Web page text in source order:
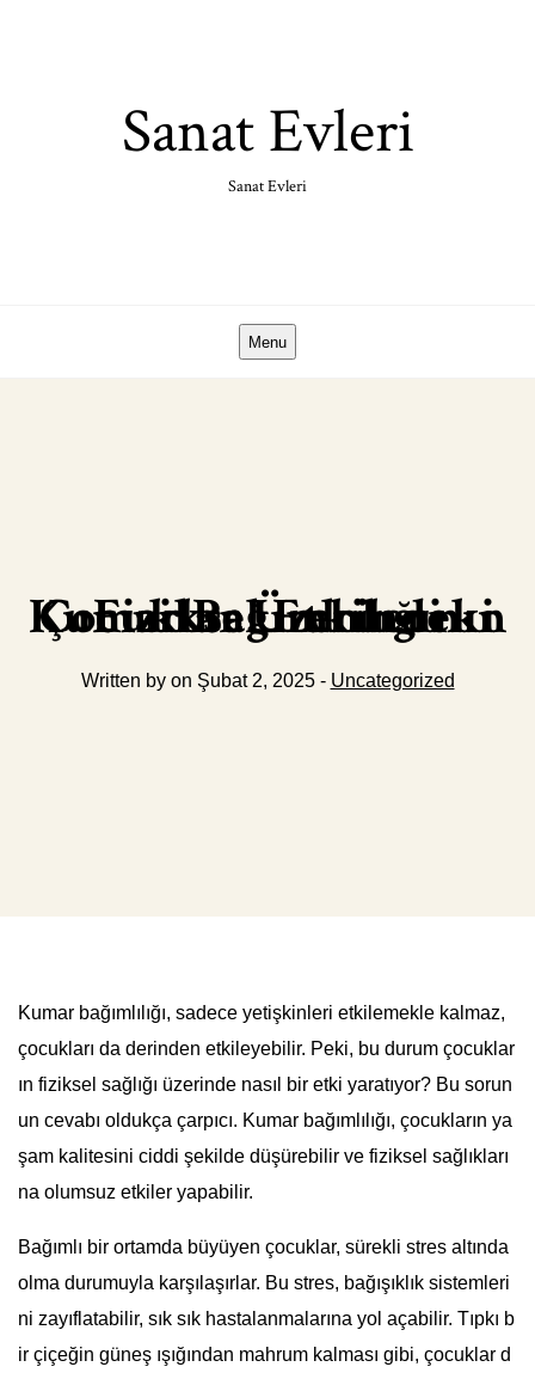
Sanat Evleri
Sanat Evleri
Menu
Kumar Bağımlılığının Çocuklar Üzerindeki Fiziksel Etkileri
Written by on Şubat 2, 2025 - Uncategorized
Kumar bağımlılığı, sadece yetişkinleri etkilemekle kalmaz,
çocukları da derinden etkileyebilir. Peki, bu durum çocuklar
ın fiziksel sağlığı üzerinde nasıl bir etki yaratıyor? Bu sorun
un cevabı oldukça çarpıcı. Kumar bağımlılığı, çocukların ya
şam kalitesini ciddi şekilde düşürebilir ve fiziksel sağlıkları
na olumsuz etkiler yapabilir.
Bağımlı bir ortamda büyüyen çocuklar, sürekli stres altında
olma durumuyla karşılaşırlar. Bu stres, bağışıklık sistemleri
ni zayıflatabilir, sık sık hastalanmalarına yol açabilir. Tıpkı b
ir çiçeğin güneş ışığından mahrum kalması gibi, çocuklar d